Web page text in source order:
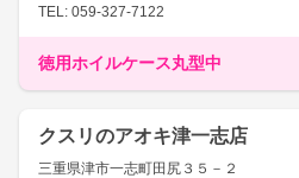
TEL: 059-327-7122
徳用ホイルケース丸型中
クスリのアオキ津一志店
三重県津市一志町田尻３５－２